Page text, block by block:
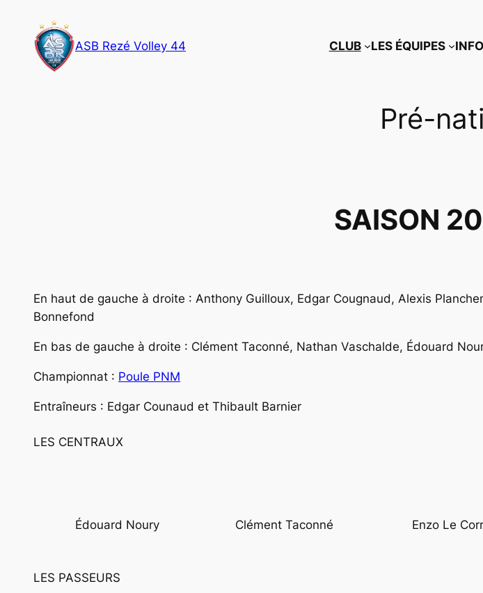
contenu
ASB Rezé Volley 44 CLUB LES ÉQUIPES
Pré-
SAISON
En haut de gauche à droite : Anthony Guilloux, Edgar Cougnaud, Alexis
Bonnefond
En bas de gauche à droite : Clément Taconné, Nathan Vaschalde, Édouard
Championnat : Poule PNM
Entraîneurs : Edgar Counaud et Thibault Barnier
LES CENTRAUX
Édouard Noury Clément Taconné Enzo Le
LES PASSEURS